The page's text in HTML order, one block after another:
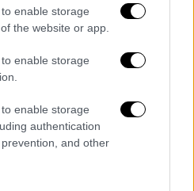
enable storage
the website or app.
enable storage
enable storage
authentication
and other
14:06
ειδήσεων
19:06